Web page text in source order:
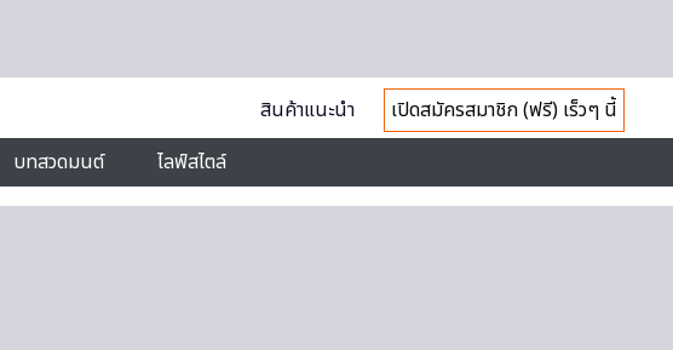
สินค้าแนะนำ
เปิดสมัครสมาชิก (ฟรี) เร็วๆ นี้
บทสวดมนต์ ไลฟ์สไตล์